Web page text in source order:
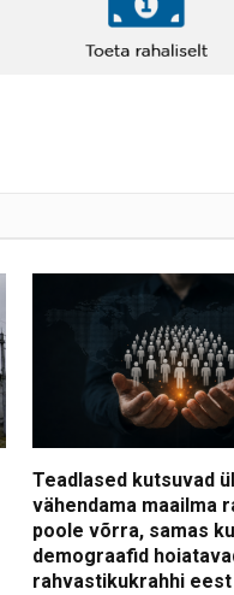
Teadlased kutsuvad
vähendama maailma
poole võrra, samas
demograafid
rahvastikukrahhi eest